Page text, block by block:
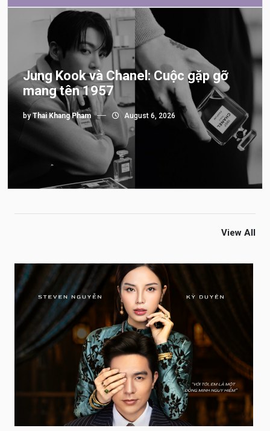
Jung Kook và Chanel: Cuộc gặp gỡ
mang tên 1957
byThai Khang Pham August 6, 2026
View All